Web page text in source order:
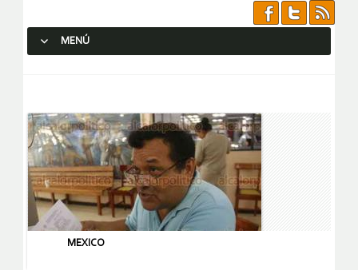
MENÚ
MEXICO